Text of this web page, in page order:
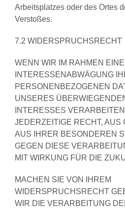
Arbeitsplatzes oder des Ortes
Verstoßes.
7.2 WIDERSPRUCHSRECHT
WENN WIR IM RAHMEN
INTERESSENABWÄGUNG
PERSONENBEZOGENEN
UNSERES
INTERESSES
JEDERZEITIGE RECHT, AUS
AUS IHRER BESONDEREN
GEGEN DIESE
MIT WIRKUNG FÜR DIE
MACHEN SIE VON IHREM
WIDERSPRUCHSRECHT
WIR DIE VERARBEITUNG